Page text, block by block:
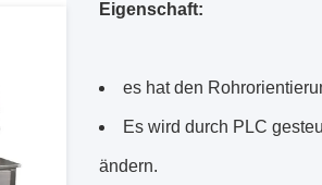
Eigenschaft:
es hat den
Es wird durch PLC
ändern.